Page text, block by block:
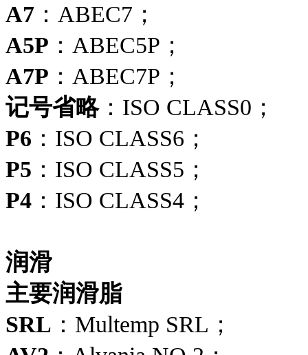
A7 ：ABEC7；
A5P ：ABEC5P；
A7P ：ABEC7P；
记号省略：ISO CLASS0；
P6 ：ISO CLASS6；
P5 ：ISO CLASS5；
P4 ：ISO CLASS4；
润滑
主要润滑脂
SRL ：Multemp SRL；